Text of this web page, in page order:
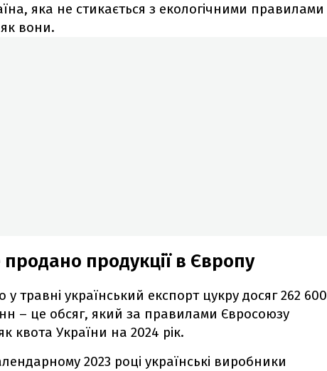
яка не стикається з екологічними правилами
вони.
продукції в Європу
травні український експорт цукру досяг 262 600
– це обсяг, який за правилами Євросоюзу
квота України на 2024 рік.
2023 році українські виробники